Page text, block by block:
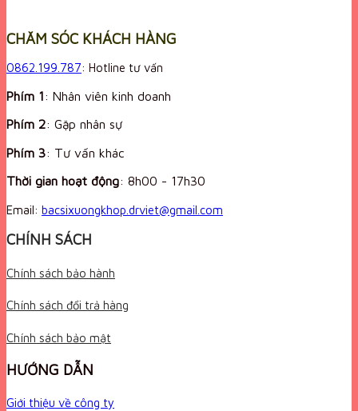
CHĂM SÓC KHÁCH HÀNG
0862.199.787: Hotline tư vấn
Phím 1: Nhân viên kinh doanh
Phím 2: Gặp nhân sự
Phím 3: Tư vấn khác
Thời gian hoạt động: 8h00 - 17h30
Email: bacsixuongkhop.drviet@gmail.com
CHÍNH SÁCH
Chính sách bảo hành
Chính sách đổi trả hàng
Chính sách bảo mật
HƯỚNG DẪN
Giới thiệu về công ty